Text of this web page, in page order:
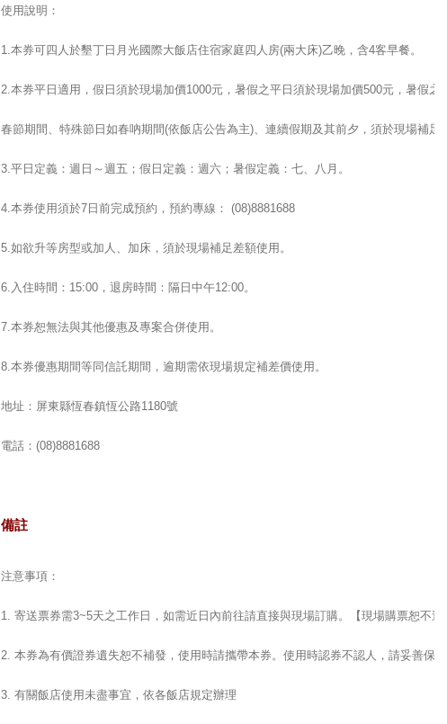
使用說明：
1.本券可四人於墾丁日月光國際大飯店住宿家庭四人房(兩大床)乙晚，含4客早餐。
2.本券平日適用，假日須於現場加價1000元，暑假之平日須於現場加價500元，暑假之
春節期間、特殊節日如春吶期間(依飯店公告為主)、連續假期及其前夕，須於現場補足
3.平日定義：週日～週五；假日定義：週六；暑假定義：七、八月。
4.本券使用須於7日前完成預約，預約專線： (08)8881688
5.如欲升等房型或加人、加床，須於現場補足差額使用。
6.入住時間：15:00，退房時間：隔日中午12:00。
7.本券恕無法與其他優惠及專案合併使用。
8.本券優惠期間等同信託期間，逾期需依現場規定補差價使用。
地址：屏東縣恆春鎮恆公路1180號
電話：(08)8881688
備註
注意事項：
1. 寄送票券需3~5天之工作日，如需近日內前往請直接與現場訂購。【現場購票恕不適
2. 本券為有價證券遺失恕不補發，使用時請攜帶本券。使用時認券不認人，請妥善保存
3. 有關飯店使用未盡事宜，依各飯店規定辦理